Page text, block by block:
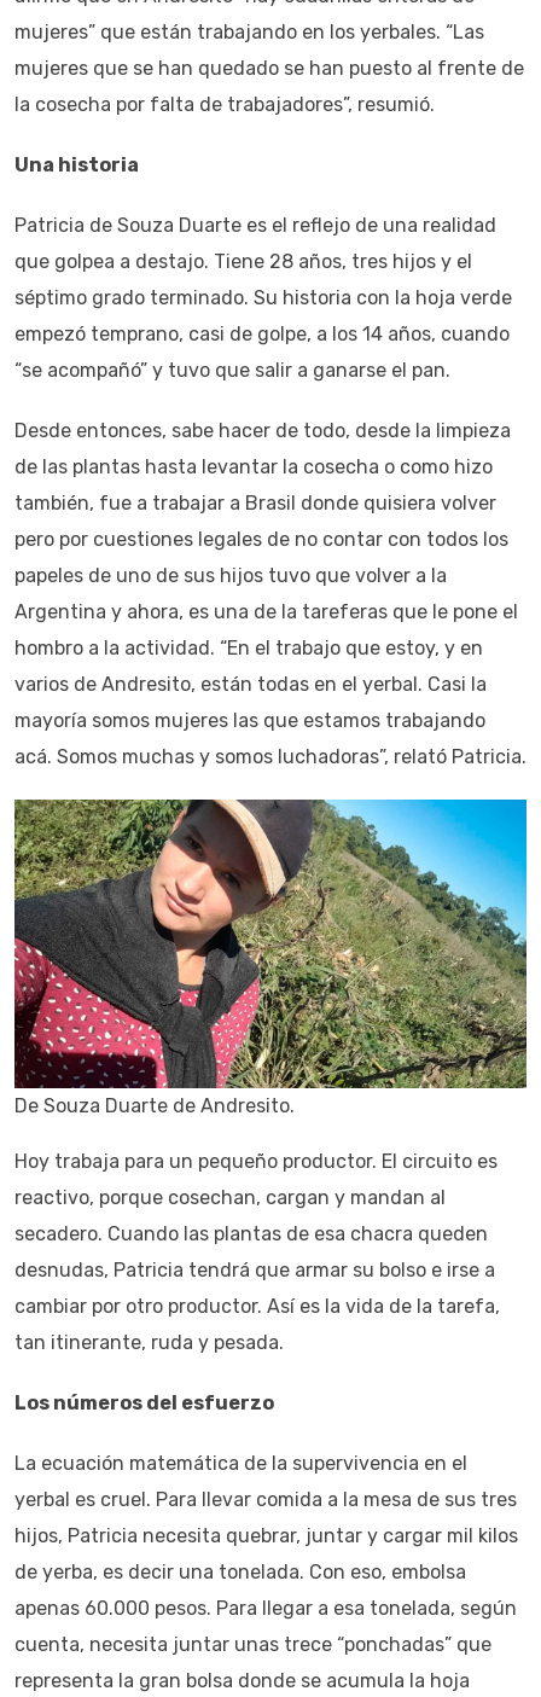
mujeres” que están trabajando en los yerbales. “Las
mujeres que se han quedado se han puesto al frente de
la cosecha por falta de trabajadores”, resumió.
Una historia
Patricia de Souza Duarte es el reflejo de una realidad
que golpea a destajo. Tiene 28 años, tres hijos y el
séptimo grado terminado. Su historia con la hoja verde
empezó temprano, casi de golpe, a los 14 años, cuando
“se acompañó” y tuvo que salir a ganarse el pan.
Desde entonces, sabe hacer de todo, desde la limpieza
de las plantas hasta levantar la cosecha o como hizo
también, fue a trabajar a Brasil donde quisiera volver
pero por cuestiones legales de no contar con todos los
papeles de uno de sus hijos tuvo que volver a la
Argentina y ahora, es una de la tareferas que le pone el
hombro a la actividad. “En el trabajo que estoy, y en
varios de Andresito, están todas en el yerbal. Casi la
mayoría somos mujeres las que estamos trabajando
acá. Somos muchas y somos luchadoras”, relató Patricia.
De Souza Duarte de Andresito.
Hoy trabaja para un pequeño productor. El circuito es
reactivo, porque cosechan, cargan y mandan al
secadero. Cuando las plantas de esa chacra queden
desnudas, Patricia tendrá que armar su bolso e irse a
cambiar por otro productor. Así es la vida de la tarefa,
tan itinerante, ruda y pesada.
Los números del esfuerzo
La ecuación matemática de la supervivencia en el
yerbal es cruel. Para llevar comida a la mesa de sus tres
hijos, Patricia necesita quebrar, juntar y cargar mil kilos
de yerba, es decir una tonelada. Con eso, embolsa
apenas 60.000 pesos. Para llegar a esa tonelada, según
cuenta, necesita juntar unas trece “ponchadas” que
representa la gran bolsa donde se acumula la hoja